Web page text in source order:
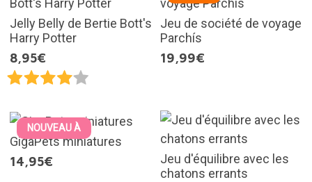
Jelly Belly de Bertie Bott's
Harry Potter
8,95€
Jeu de société de voyage
Parchís
19,99€
NOUVEAU À
GigaPets miniatures
14,95€
Jeu d'équilibre avec les
chatons errants